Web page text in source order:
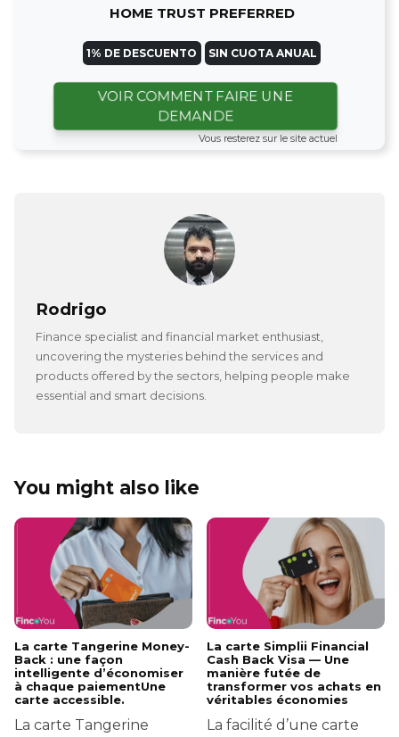
HOME TRUST PREFERRED
1% DE DESCUENTO SIN CUOTA ANUAL
VOIR COMMENT FAIRE UNE
DEMANDE
Vous resterez sur le site actuel
Rodrigo
Finance specialist and financial market enthusiast,
uncovering the mysteries behind the services and
products offered by the sectors, helping people make
essential and smart decisions.
You might also like
La carte Tangerine Money-
Back : une façon
intelligente d’économiser
à chaque paiementUne
carte accessible.
La carte Tangerine
La carte Simplii Financial
Cash Back Visa — Une
manière futée de
transformer vos achats en
véritables économies
La facilité d’une carte